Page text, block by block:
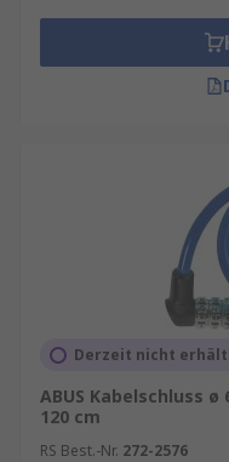
Derzeit nicht
ABUS Kabelschluss
120 cm
RS Best.-Nr. 272-2576